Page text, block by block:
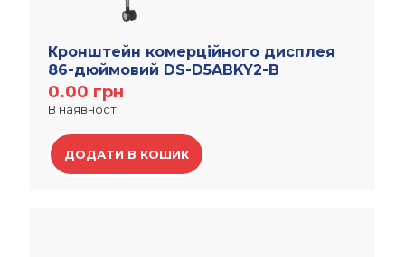
Кронштейн комерційного дисплея
86-дюймовий DS-D5ABKY2-B
0.00 грн
В наявності
ДОДАТИ В КОШИК